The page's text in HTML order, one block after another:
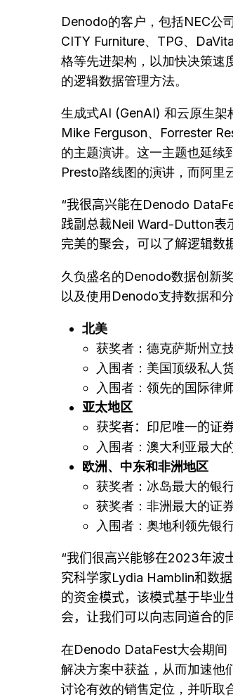
Denodo的客户，包括NEC公
CITY Furniture、TPG、
格等先进架构，以加快决策
的逻辑数据管理方法。
生成式AI (GenAI) 和云原生
Mike Ferguson、Forrester
的主题演讲。这一主题也延续
Presto路线图的演讲，而阿里
“我很高兴能在Denodo
践副总裁Neil Ward-Dutton表
完美的聚会，可以了解逻辑数
久负盛名的Denodo数据创新
以及使用Denodo支持数据和
北美
获奖者：德克萨斯州立
入围者：美国顶级私人
入围者：领先的国际律
亚太地区
获奖者：印尼唯一的证
入围者：澳大利亚最大
欧洲、中东和非洲地区
获奖者：冰岛最大的银
获奖者：非洲最大的证
入围者：奥地利领先银
“我们很高兴能够在2023年波
究科学家Lydia Hamblin和数
的资金模式，该模式基于毕业
会，让我们可以向志同道合的
在Denodo DataFest大会期间
解决方案中获益，从而加速他
讨论有效的销售定位，并听取